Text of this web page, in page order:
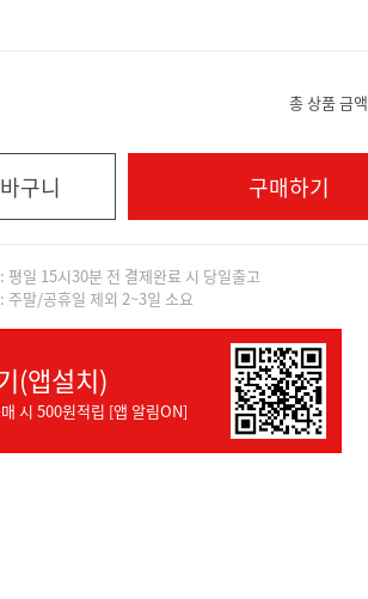
총 상품 금액
구니 구매하기
평일 15시30분 전 결제완료 시 당일출고
주말/공휴일 제외 2~3일 소요
(앱설치)
시 500원적립 [앱 알림ON]